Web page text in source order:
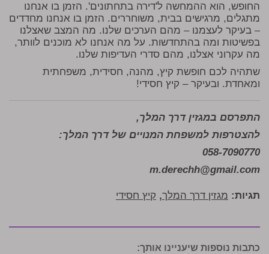
החופש, הוא ההמחשה ל'דירה בתחתונים'. הזמן בו אנחנו
מתגלים, מרגישים בבית, משוחררים. הזמן בו אנחנו מחדדים
– בעיקר לעצמנו – מהם הערכים שלנו. מה המצב שאצלנו
בפשיטות ומה בהתחדשות. על מה אנחנו לא מוכנים לוותר,
מה עקרוני אצלנו, מהם סדרי העדיפות שלנו.
שתהיה לכם חופשת קיץ, מהנה, חסידית, משפחתית
ומאחדת. ובעיקר – קיץ חסידי!
התפרסם במגזין דרך המלך,
להצטרפות למשפחת המנויים של דרך המלך:
058-7090770
m.derechh@gmail.com
תגיות: מגזין דרך המלך, קיץ חסידי
כתבות נוספות שיעניינו אותך: